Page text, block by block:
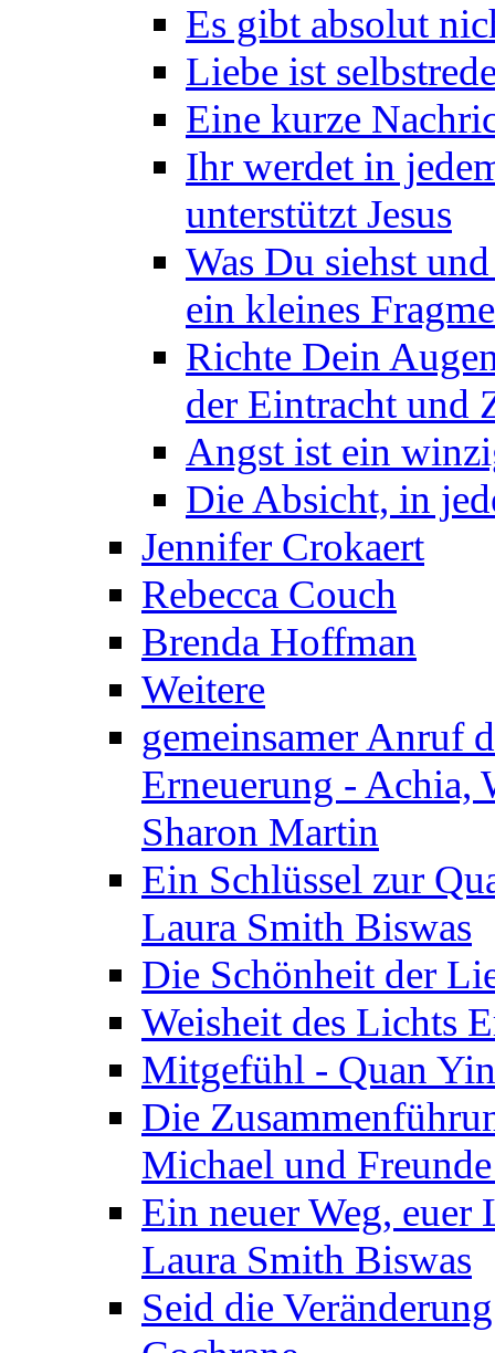
Es gibt absolut
Liebe ist
Eine kurze
Ihr werdet in
unterstützt Jesus
Was Du siehst
ein kleines
Richte Dein
der Eintracht und
Angst ist ein
Die Absicht, in
Jennifer Crokaert
Rebecca Couch
Brenda Hoffman
Weitere
gemeinsamer Anruf
Erneuerung - Achia,
Sharon Martin
Ein Schlüssel zur
Laura Smith Biswas
Die Schönheit der
Weisheit des Lichts
Mitgefühl - Quan
Die
Michael und
Ein neuer Weg, euer
Laura Smith Biswas
Seid die